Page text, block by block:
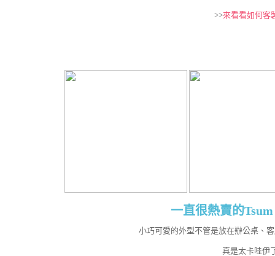
>>來看看如何客
一直很熱賣的
小巧可愛的外型不管是放在辦公桌、
真是太卡哇伊